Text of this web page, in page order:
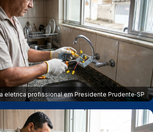
eletrica profissional em Presidente Prudente‑SP